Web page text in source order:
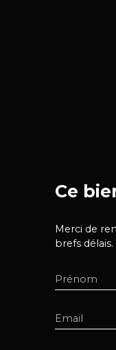
Ce
Merci de
brefs délais.
Prénom
Email